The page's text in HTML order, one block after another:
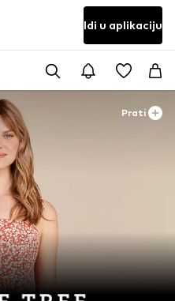
Idi u aplikaciju
Prati